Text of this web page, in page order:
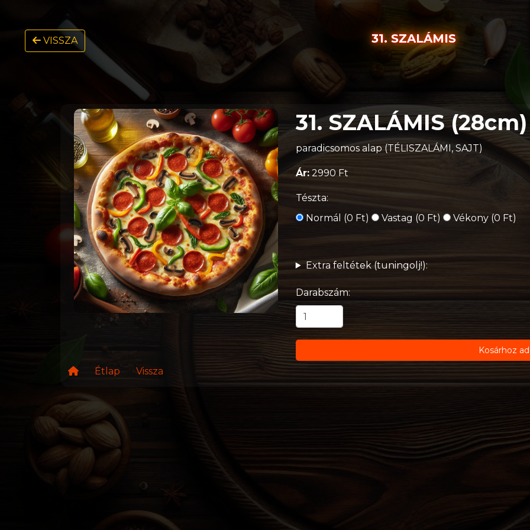
VISSZA 31. SZALÁMIS
31. SZALÁMIS (28cm)
paradicsomos alap (TÉLISZALÁMI, SAJT)
Ár:2990 Ft
Tészta:
Normál (0 Ft)
Vastag (0 Ft) Vékony (0 Ft)
Extra feltétek (tuningolj!):
Darabszám:
Kosárhoz
Étlap Vissza